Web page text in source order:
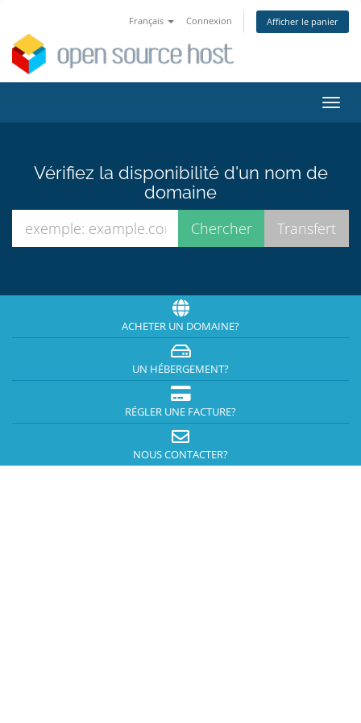
Français Connexion Afficher le panier
la
Vérifiez la disponibilité d'un nom de
domaine
ACHETER UN DOMAINE?
UN HÉBERGEMENT?
RÉGLER UNE FACTURE?
NOUS CONTACTER?